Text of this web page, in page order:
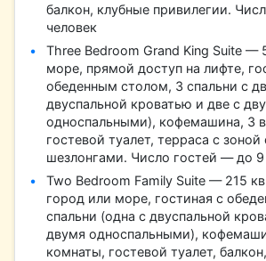
балкон, клубные привилегии.
человек
Three Bedroom Grand King Suite —
море, прямой доступ на лифте,
обеденным столом, 3 спальни с
двуспальной кроватью и две с
односпальными), кофемашина, 3
гостевой туалет, терраса с зоной
шезлонгами. Число гостей — до 9
Two Bedroom Family Suite — 215
город или море, гостиная с
спальни (одна с двуспальной
двумя односпальными),
комнаты, гостевой туалет,